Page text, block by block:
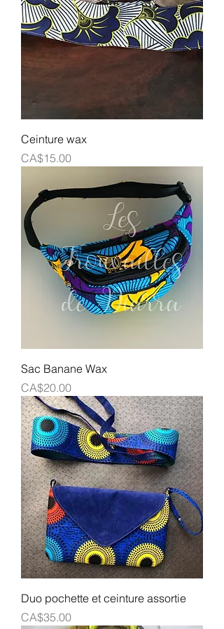
Ceinture wax
Prix
CA$15.00
Sac Banane Wax
Prix
CA$20.00
Duo pochette et ceinture assortie
Prix
CA$35.00